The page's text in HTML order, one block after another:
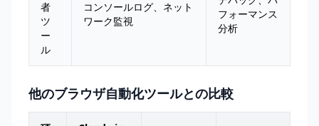
者
ツ
ー
ル
コンソールログ、ネット
ワーク監視
フォーマンス
分析
他のブラウザ自動化ツールとの比較